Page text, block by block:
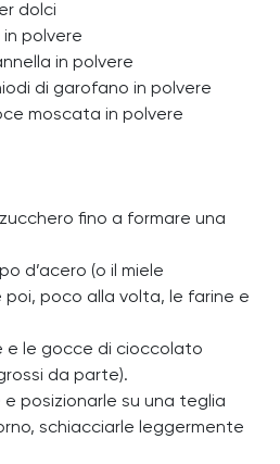
dolci
in polvere
in polvere
di garofano in polvere
moscata in polvere
fino a formare una
d’acero (o il miele
poco alla volta, le farine e
e le gocce di cioccolato
da parte).
e posizionarle su una teglia
schiacciarle leggermente